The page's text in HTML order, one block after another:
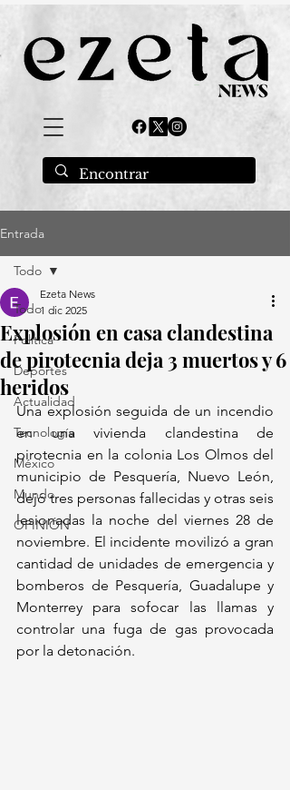
Entrada
Todo
Política
Deportes
Actualidad
Tecnología
México
Mundo
OPINIÓN
Todo
Explosión en casa clandestina
de pirotecnia deja 3 muertos y 6
heridos
Ezeta News
1 dic 2025
Una explosión seguida de un incendio
en una vivienda clandestina de
pirotecnia en la colonia Los Olmos del
municipio de Pesquería, Nuevo León,
dejó tres personas fallecidas y otras seis
lesionadas la noche del viernes 28 de
noviembre. El incidente movilizó a gran
cantidad de unidades de emergencia y
bomberos de Pesquería, Guadalupe y
Monterrey para sofocar las llamas y
controlar una fuga de gas provocada
por la detonación.